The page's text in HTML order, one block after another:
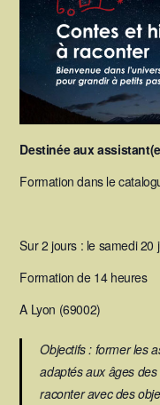
Destinée aux
Formation dans le
Sur 2 jours : le samedi 20
Formation de 14 heures
A Lyon (69002)
Objectifs : former les
adaptés aux âges
raconter avec des